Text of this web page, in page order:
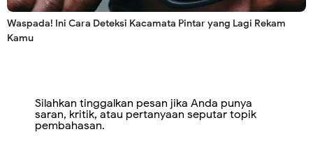
Waspada! Ini Cara Deteksi Kacamata Pintar yang Lagi Rekam
Kamu
Silahkan tinggalkan pesan jika Anda punya
saran, kritik, atau pertanyaan seputar topik
pembahasan.